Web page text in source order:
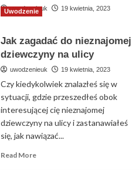
uwodzenieuk 19 kwietnia, 2023
Uwodzenie
Jak zagadać do nieznajomej
dziewczyny na ulicy
uwodzenieuk 19 kwietnia, 2023
Czy kiedykolwiek znalazłeś się w
sytuacji, gdzie przeszedłeś obok
interesującej cię nieznajomej
dziewczyny na ulicy i zastanawiałeś
się, jak nawiązać...
Read MoreRead